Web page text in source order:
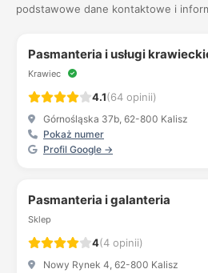
podstawowe dane kontaktowe i
Pasmanteria i usługi
Krawiec
4.1(64 opinii)
Górnośląska 37b, 62-800 Kalisz
Pokaż numer
Profil Google →
Pasmanteria i galanteria
Sklep
4(4 opinii)
Nowy Rynek 4, 62-800 Kalisz